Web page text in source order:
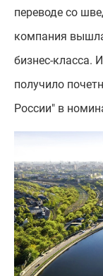
переводе со
компания
бизнес-класса.
получило
России" в